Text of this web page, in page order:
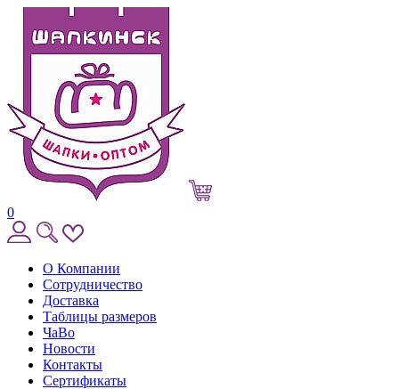
0
О Компании
Сотрудничество
Доставка
Таблицы размеров
ЧаВо
Новости
Контакты
Сертификаты